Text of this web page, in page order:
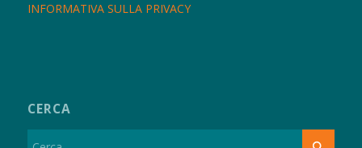
INFORMATIVA SULLA PRIVACY
CERCA